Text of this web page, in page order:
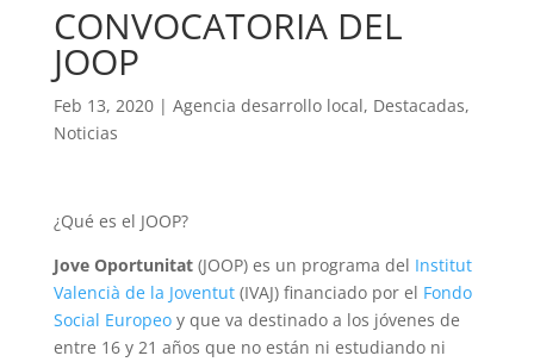
CONVOCATORIA DEL
JOOP
Feb 13, 2020| Agencia desarrollo local, Destacadas,
Noticias
¿Qué es el JOOP?
Jove Oportunitat(JOOP) es un programa del Institut
Valencià de la Joventut(IVAJ) financiado por el Fondo
Social Europeoy que va destinado a los jóvenes de
entre 16 y 21 años que no están ni estudiando ni